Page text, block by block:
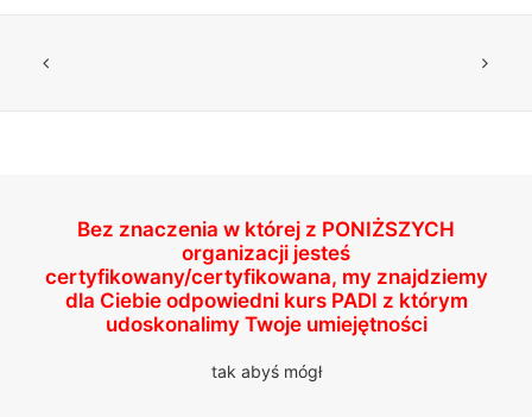
Bez znaczenia w której z PONIŻSZYCH
organizacji jesteś
certyfikowany/certyfikowana, my znajdziemy
dla Ciebie odpowiedni kurs PADI z którym
udoskonalimy Twoje umiejętności
tak abyś mógł